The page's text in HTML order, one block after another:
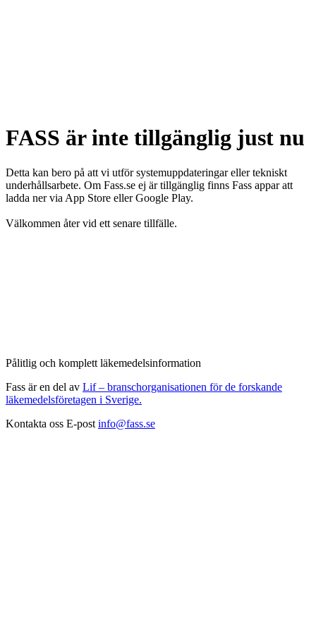
FASS är inte tillgänglig just nu
Detta kan bero på att vi utför systemuppdateringar eller tekniskt
underhållsarbete. Om Fass.se ej är tillgänglig finns Fass appar att
ladda ner via App Store eller Google Play.
Välkommen åter vid ett senare tillfälle.
Pålitlig och komplett läkemedelsinformation
Fass är en del av Lif – branschorganisationen för de forskande
läkemedelsföretagen i Sverige.
Kontakta oss E-post info@fass.se